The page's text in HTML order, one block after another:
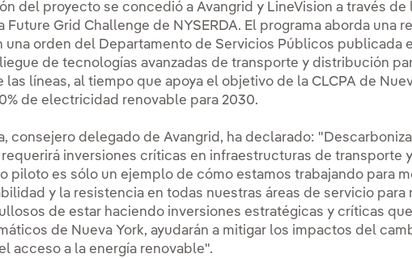
del proyecto se concedió a Avangrid y LineVision a través de
Future Grid Challenge de NYSERDA. El programa aborda una
una orden del Departamento de Servicios Públicos publicada
de tecnologías avanzadas de transporte y distribución
las líneas, al tiempo que apoya el objetivo de la CLCPA de
de electricidad renovable para 2030.
consejero delegado de Avangrid, ha declarado:
inversiones críticas en infraestructuras de transporte
piloto es sólo un ejemplo de cómo estamos trabajando para
y la resistencia en todas nuestras áreas de servicio para
de estar haciendo inversiones estratégicas y críticas
de Nueva York, ayudarán a mitigar los impactos del
acceso a la energía renovable".